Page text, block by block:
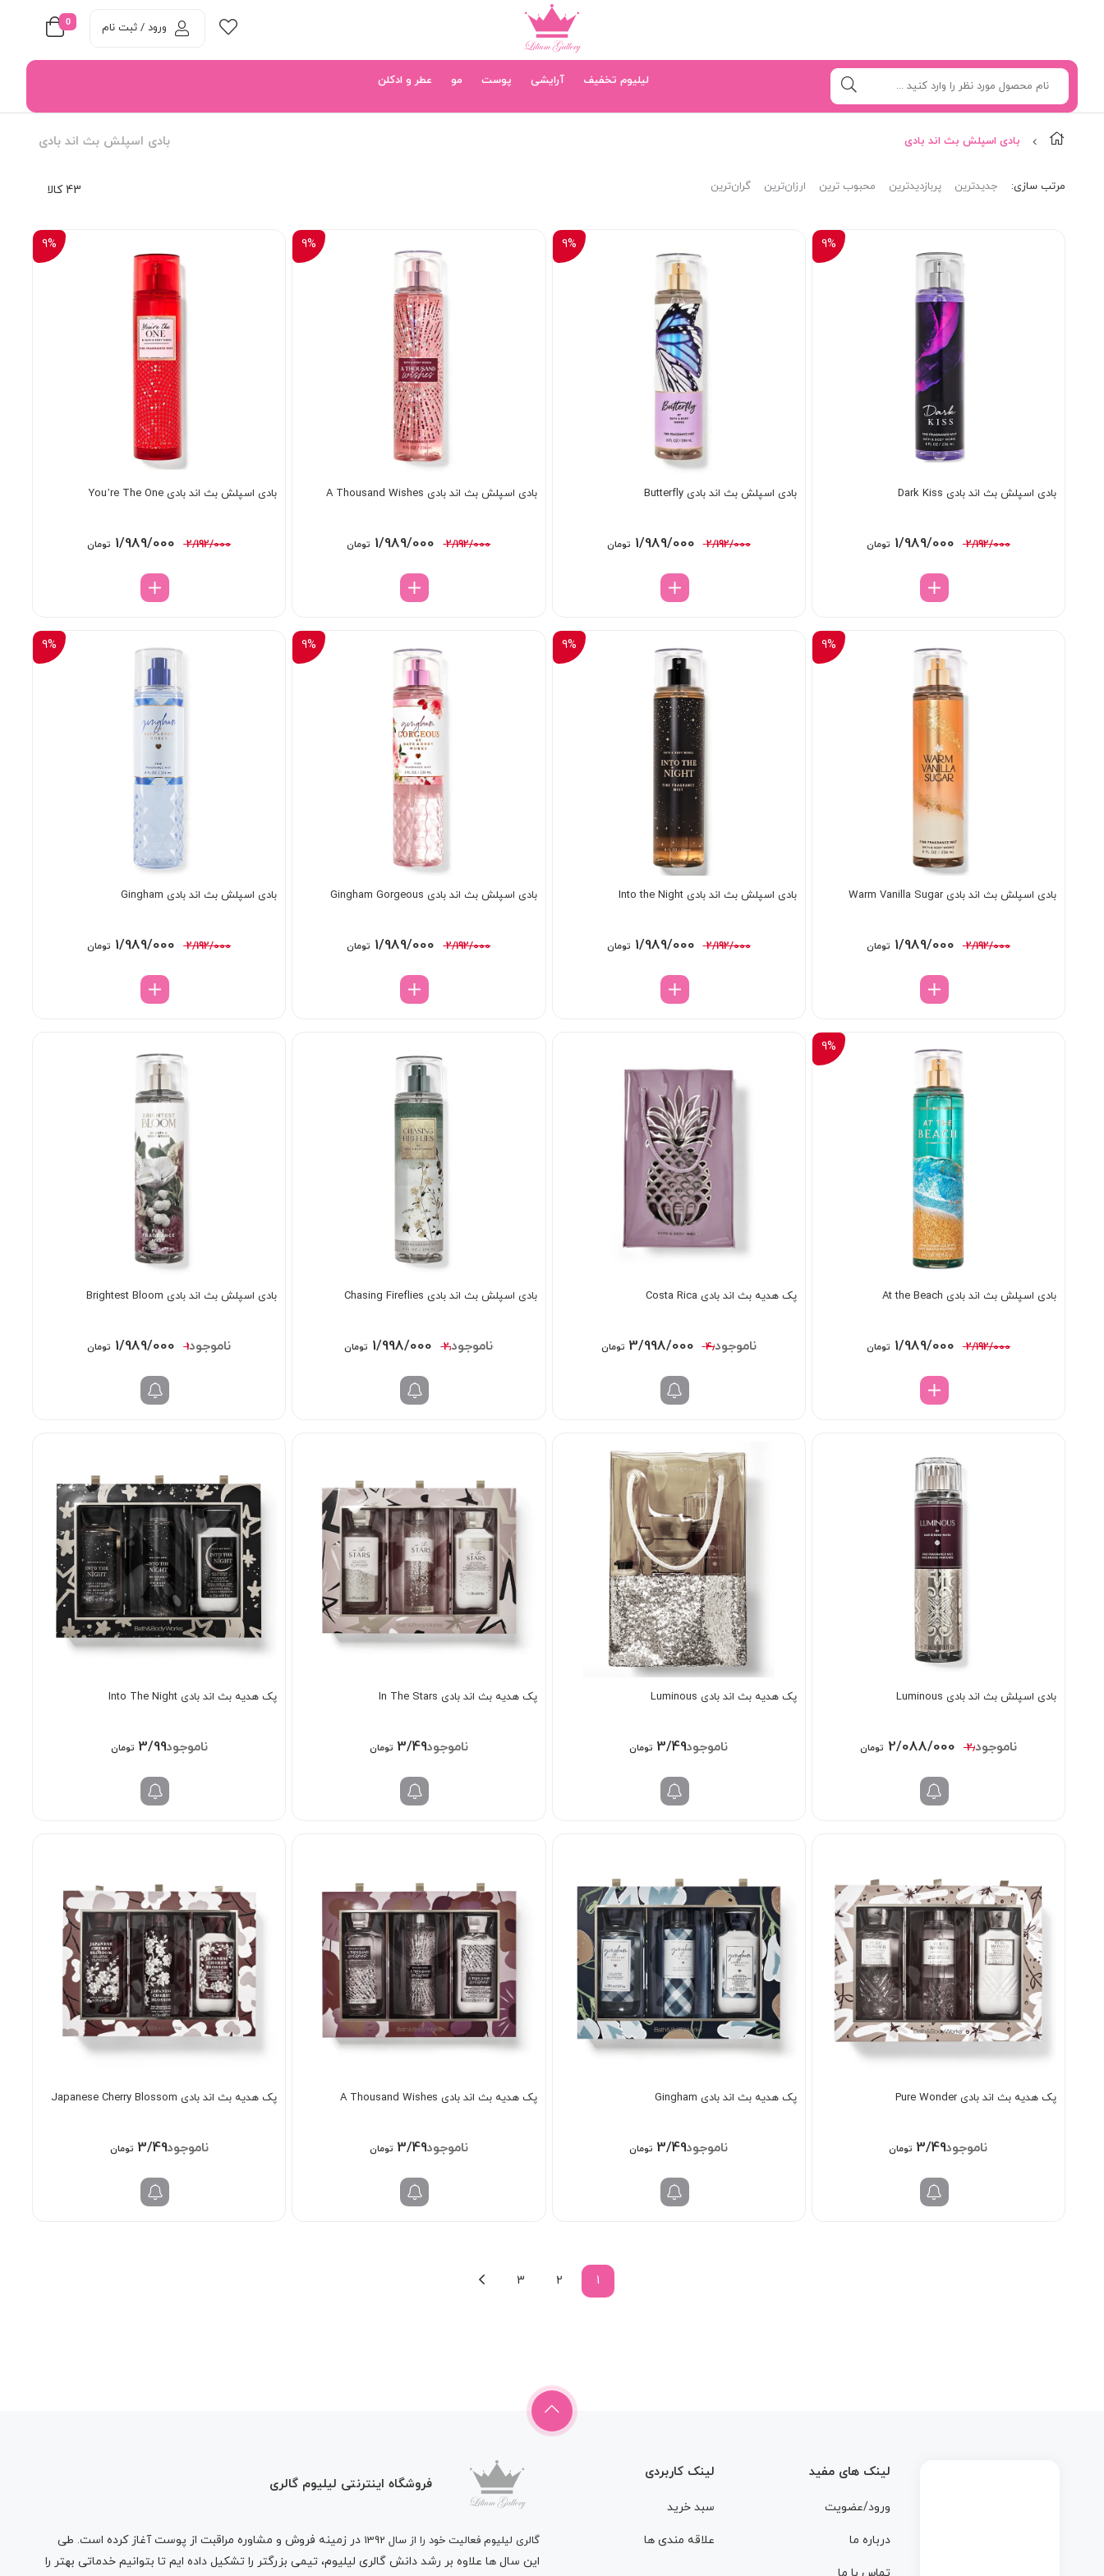
0 ورود / ثبت نام
لیلیوم تخفیف آرایشی پوست مو عطر و ادکلن
بادی اسپلش بث اند بادی بادی اسپلش بث اند بادی
43 کالا مرتب‌ سازی: جدیدترین پربازدیدترین محبوب ترین ارزان‌ترین گران‌ترین
9%
بادی اسپلش بث اند بادی Dark Kiss
2/192/000
قیمت
بود.
1/989/000 تومانقیمت
9%
بادی اسپلش بث اند بادی Butterfly
2/192/000
قیمت
بود.
1/989/000 تومانقیمت
9%
بادی اسپلش بث اند بادی A Thousand Wishes
2/192/000
قیمت
بود.
1/989/000 تومانقیمت
9%
بادی اسپلش بث اند بادی You’re The One
2/192/000
قیمت
بود.
1/989/000 تومانقیمت
9%
بادی اسپلش بث اند بادی Warm Vanilla Sugar
2/192/000
قیمت
بود.
1/989/000 تومانقیمت
9%
بادی اسپلش بث اند بادی Into the Night
2/192/000
قیمت
بود.
1/989/000 تومانقیمت
9%
بادی اسپلش بث اند بادی Gingham Gorgeous
2/192/000
قیمت
بود.
1/989/000 تومانقیمت
9%
بادی اسپلش بث اند بادی Gingham
2/192/000
قیمت
بود.
1/989/000 تومانقیمت
9%
بادی اسپلش بث اند بادی At the Beach
2/192/000
قیمت
بود.
1/989/000 تومانقیمت
پک هدیه بث اند بادی Costa Rica
4/398/000
قیمت
بود.
3/998/000 تومانقیمت
بادی اسپلش بث اند بادی Chasing Fireflies
2/498/000
قیمت
بود.
1/998/000 تومانقیمت
بادی اسپلش بث اند بادی Brightest Bloom
2/192/000
قیمت
بود.
1/989/000 تومانقیمت
بادی اسپلش بث اند بادی Luminous
2/398/000
قیمت
بود.
2/088/000 تومانقیمت
پک هدیه بث اند بادی Luminous
3/498/000 تومان
پک هدیه بث اند بادی In The Stars
3/498/000 تومان
پک هدیه بث اند بادی Into The Night
3/998/000 تومان
پک هدیه بث اند بادی Pure Wonder
3/498/000 تومان
پک هدیه بث اند بادی Gingham
3/498/000 تومان
پک هدیه بث اند بادی A Thousand Wishes
3/498/000 تومان
پک هدیه بث اند بادی Japanese Cherry Blossom
3/498/000 تومان
1
2
3
لینک های مفید
ورود/عضویت
درباره ما
لینک کاربردی
سبد خرید
علاقه مندی ها
فروشگاه اینترنتی لیلیوم گالری
گالری لیلیوم فعالیت خود را از سال 1392
در زمینه فروش و مشاوره مراقبت از پوست آغاز کرده است. طی
این سال ها علاوه بر رشد دانش گالری لیلیوم، تیمی بزرگتر را تشکیل داده ایم تا بتوانیم خدماتی بهتر را